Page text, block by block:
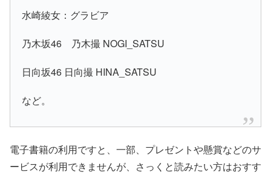
水崎綾女：グラビア
乃木坂46 乃木撮 NOGI_SATSU
日向坂46 日向撮 HINA_SATSU
など。
電子書籍の利用ですと、一部、プレゼントや懸賞などのサ
ービスが利用できませんが、さっくと読みたい方はおすす